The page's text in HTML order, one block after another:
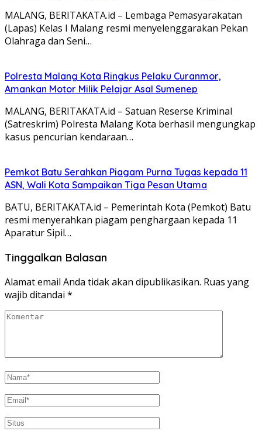
MALANG, BERITAKATA.id – Lembaga Pemasyarakatan
(Lapas) Kelas I Malang resmi menyelenggarakan Pekan
Olahraga dan Seni…
Polresta Malang Kota Ringkus Pelaku Curanmor,
Amankan Motor Milik Pelajar Asal Sumenep
MALANG, BERITAKATA.id – Satuan Reserse Kriminal
(Satreskrim) Polresta Malang Kota berhasil mengungkap
kasus pencurian kendaraan…
Pemkot Batu Serahkan Piagam Purna Tugas kepada 11
ASN, Wali Kota Sampaikan Tiga Pesan Utama
BATU, BERITAKATA.id – Pemerintah Kota (Pemkot) Batu
resmi menyerahkan piagam penghargaan kepada 11
Aparatur Sipil…
Tinggalkan Balasan
Alamat email Anda tidak akan dipublikasikan. Ruas yang
wajib ditandai *